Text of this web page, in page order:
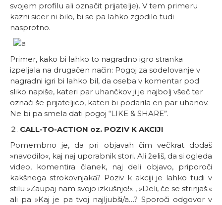
svojem profilu ali označit prijatelje). V tem primeru
kazni sicer ni bilo, bi se pa lahko zgodilo tudi
nasprotno.
Primer, kako bi lahko to nagradno igro stranka
izpeljala na drugačen način: Pogoj za sodelovanje v
nagradni igri bi lahko bil, da oseba v komentar pod
sliko napiše, kateri par uhančkov ji je najbolj všeč ter
označi še prijateljico, kateri bi podarila en par uhanov.
Ne bi pa smela dati pogoj “LIKE & SHARE”.
CALL-TO-ACTION oz. POZIV K AKCIJI
Pomembno je, da pri objavah čim večkrat dodaš
»navodilo«, kaj naj uporabnik stori. Ali želiš, da si ogleda
video, komentira članek, naj deli objavo, priporoči
kakšnega strokovnjaka? Poziv k akciji je lahko tudi v
stilu »Zaupaj nam svojo izkušnjo!« , »Deli, če se strinjaš.«
ali pa »Kaj je pa tvoj najljubši/a…? Sporoči odgovor v